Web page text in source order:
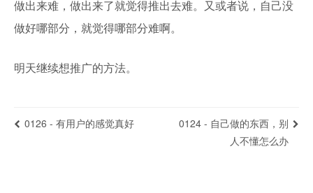
做出来难，做出来了就觉得推出去难。又或者说，自己没
做好哪部分，就觉得哪部分难啊。
明天继续想推广的方法。
0126 - 有用户的感觉真好
0124 - 自己做的东西，别
人不懂怎么办